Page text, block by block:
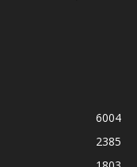
6004
2385